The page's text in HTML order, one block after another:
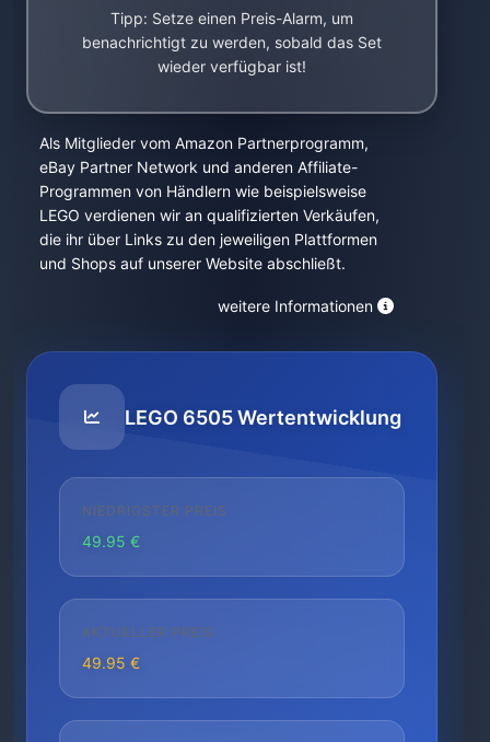
Tipp: Setze einen Preis-Alarm, um
benachrichtigt zu werden, sobald das Set
wieder verfügbar ist!
Als Mitglieder vom Amazon Partnerprogramm,
eBay Partner Network und anderen Affiliate-
Programmen von Händlern wie beispielsweise
LEGO verdienen wir an qualifizierten Verkäufen,
die ihr über Links zu den jeweiligen Plattformen
und Shops auf unserer Website abschließt.
weitere Informationen
LEGO 6505 Wertentwicklung
NIEDRIGSTER PREIS
49.95 €
AKTUELLER PREIS
49.95 €